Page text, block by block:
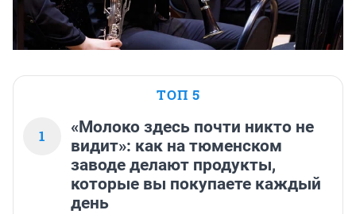
ТОП 5
1
«Молоко здесь почти никто не
видит»: как на тюменском
заводе делают продукты,
которые вы покупаете каждый
день